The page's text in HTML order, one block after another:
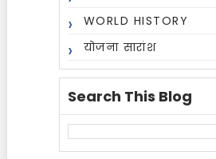
WORLD HISTORY
योजना सारांश
Search This Blog